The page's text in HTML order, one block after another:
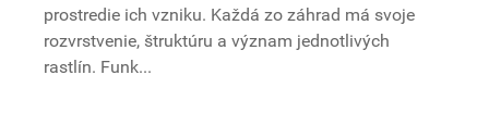
prostredie ich vzniku. Každá zo záhrad má svoje
rozvrstvenie, štruktúru a význam jednotlivých
rastlín. Funk...